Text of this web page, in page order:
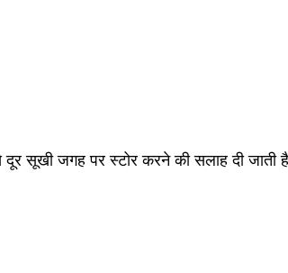
दूर सूखी जगह पर स्टोर करने की सलाह दी जाती